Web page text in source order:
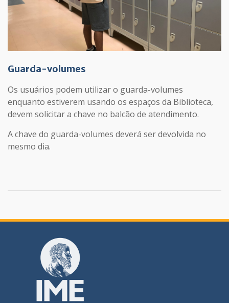
Guarda-volumes
Os usuários podem utilizar o guarda-volumes
enquanto estiverem usando os espaços da Biblioteca,
devem solicitar a chave no balcão de atendimento.
A chave do guarda-volumes deverá ser devolvida no
mesmo dia.